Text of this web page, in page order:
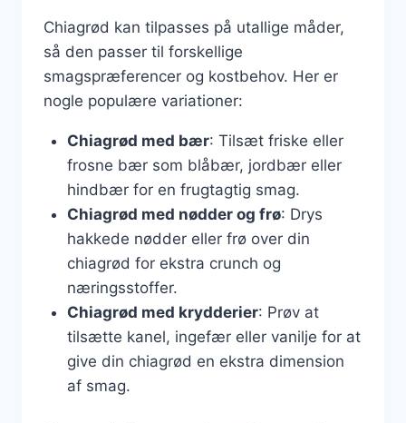
Chiagrød kan tilpasses på utallige måder,
så den passer til forskellige
smagspræferencer og kostbehov. Her er
nogle populære variationer:
Chiagrød med bær: Tilsæt friske eller
frosne bær som blåbær, jordbær eller
hindbær for en frugtagtig smag.
Chiagrød med nødder og frø: Drys
hakkede nødder eller frø over din
chiagrød for ekstra crunch og
næringsstoffer.
Chiagrød med krydderier: Prøv at
tilsætte kanel, ingefær eller vanilje for at
give din chiagrød en ekstra dimension
af smag.